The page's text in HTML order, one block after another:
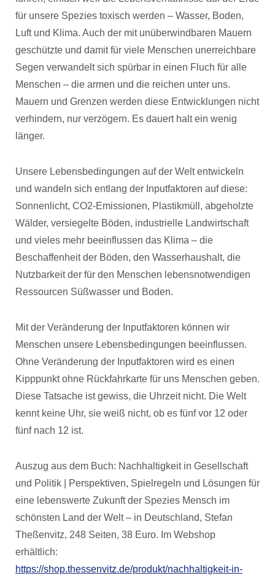
für unsere Spezies toxisch werden – Wasser, Boden,
Luft und Klima. Auch der mit unüberwindbaren Mauern
geschützte und damit für viele Menschen unerreichbare
Segen verwandelt sich spürbar in einen Fluch für alle
Menschen – die armen und die reichen unter uns.
Mauern und Grenzen werden diese Entwicklungen nicht
verhindern, nur verzögern. Es dauert halt ein wenig
länger.
Unsere Lebensbedingungen auf der Welt entwickeln
und wandeln sich entlang der Inputfaktoren auf diese:
Sonnenlicht, CO2-Emissionen, Plastikmüll, abgeholzte
Wälder, versiegelte Böden, industrielle Landwirtschaft
und vieles mehr beeinflussen das Klima – die
Beschaffenheit der Böden, den Wasserhaushalt, die
Nutzbarkeit der für den Menschen lebensnotwendigen
Ressourcen Süßwasser und Boden.
Mit der Veränderung der Inputfaktoren können wir
Menschen unsere Lebensbedingungen beeinflussen.
Ohne Veränderung der Inputfaktoren wird es einen
Kipppunkt ohne Rückfahrkarte für uns Menschen geben.
Diese Tatsache ist gewiss, die Uhrzeit nicht. Die Welt
kennt keine Uhr, sie weiß nicht, ob es fünf vor 12 oder
fünf nach 12 ist.
Auszug aus dem Buch: Nachhaltigkeit in Gesellschaft
und Politik | Perspektiven, Spielregeln und Lösungen für
eine lebenswerte Zukunft der Spezies Mensch im
schönsten Land der Welt – in Deutschland, Stefan
Theßenvitz, 248 Seiten, 38 Euro. Im Webshop
erhältlich:
https://shop.thessenvitz.de/produkt/nachhaltigkeit-in-